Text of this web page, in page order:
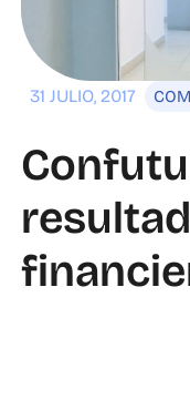
31 JULIO, 2017